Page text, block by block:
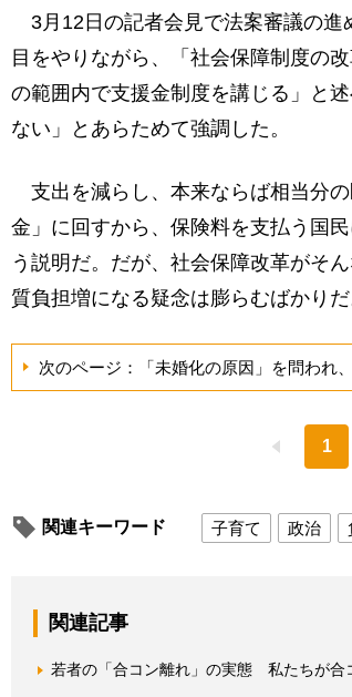
3月12日の記者会見で法案審議の進
目をやりながら、「社会保障制度の
の範囲内で支援金制度を講じる」と
ない」とあらためて強調した。
支出を減らし、本来ならば相当分
金」に回すから、保険料を支払う国
う説明だ。だが、社会保障改革がそ
質負担増になる疑念は膨らむばかりだ
次のページ：「未婚化の原因」を問われ
1
関連キーワード 子育て 政治
関連記事
若者の「合コン離れ」の実態 私たちが合